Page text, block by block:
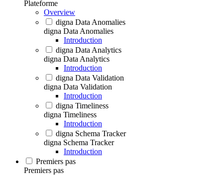
Plateforme
Overview
digna Data Anomalies
digna Data Anomalies
Introduction
digna Data Analytics
digna Data Analytics
Introduction
digna Data Validation
digna Data Validation
Introduction
digna Timeliness
digna Timeliness
Introduction
digna Schema Tracker
digna Schema Tracker
Introduction
Premiers pas
Premiers pas